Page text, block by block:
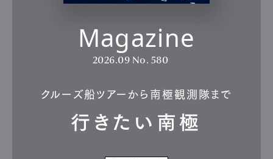
Magazine
2026.09 No. 580
クルーズ船ツアーから南極観測隊まで
行きたい南極